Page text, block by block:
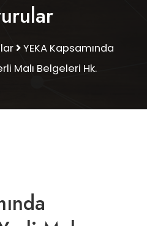
YEKA Kapsamında
Malı Belgeleri Hk.